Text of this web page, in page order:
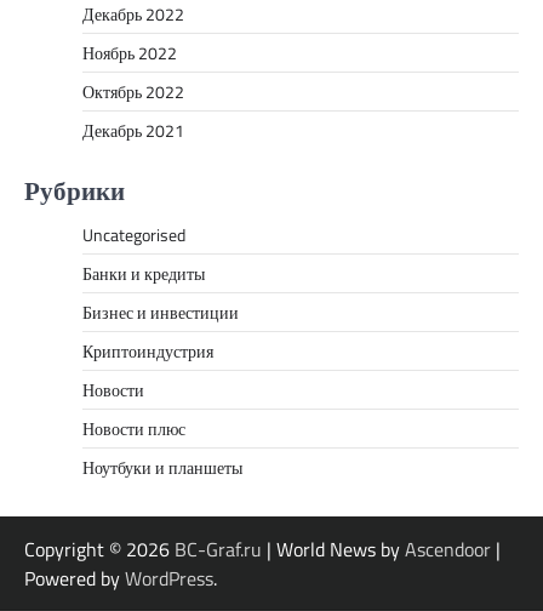
Декабрь 2022
Ноябрь 2022
Октябрь 2022
Декабрь 2021
Рубрики
Uncategorised
Банки и кредиты
Бизнес и инвестиции
Криптоиндустрия
Новости
Новости плюс
Ноутбуки и планшеты
Copyright © 2026 BC-Graf.ru | World News byAscendoor |
Powered byWordPress.